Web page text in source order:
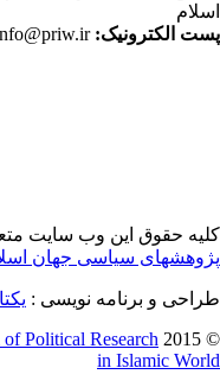
الکترونیک:Info@priw.ir
حقوق این وب سایت
سیاسی جهان
و برنامه نویسی :
©
of Political Research
in Islamic